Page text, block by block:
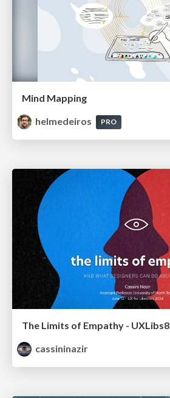
Mind Mapping
helmedeiros
PRO
The Limits of Empathy - UXLibs8
cassininazir